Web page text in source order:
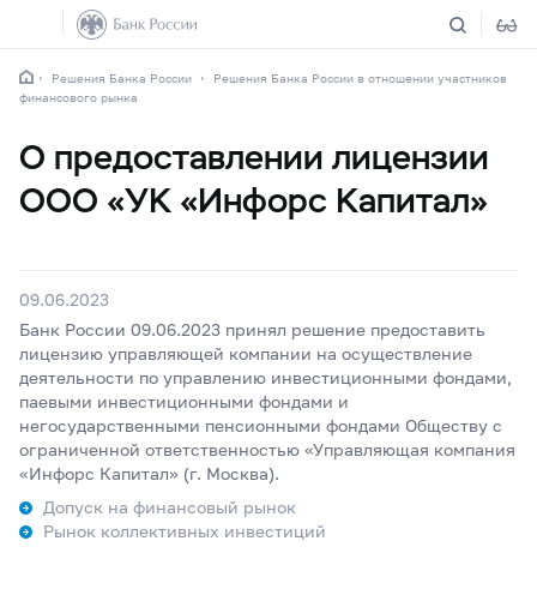
Решения Банка России
Решения Банка России в отношении участников
финансового рынка
О предоставлении лицензии
ООО «УК «Инфорс Капитал»
09.06.2023
Банк России 09.06.2023 принял решение предоставить
лицензию управляющей компании на осуществление
деятельности по управлению инвестиционными фондами,
паевыми инвестиционными фондами и
негосударственными пенсионными фондами Обществу с
ограниченной ответственностью «Управляющая компания
«Инфорс Капитал» (г. Москва).
Допуск на финансовый рынок
Рынок коллективных инвестиций